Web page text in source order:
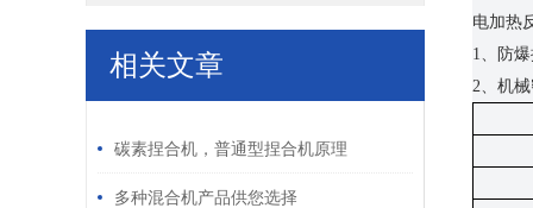
相关文章
碳素捏合机，普通型捏合机原理
多种混合机产品供您选择
电加热
1、防
2、机